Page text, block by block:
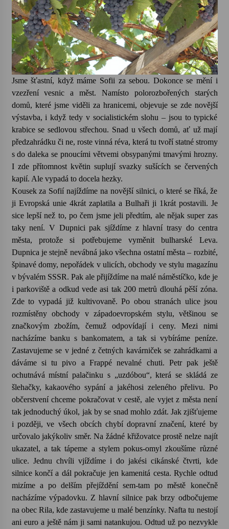
Jsme šťastní, když máme Sofii za sebou. Dokonce se mění i
vzezření vesnic a měst. Namísto polorozbořených starých
domů, které jsme viděli za hranicemi, objevuje se zde novější
výstavba, i když tedy v socialistickém slohu – jsou to typické
krabice se sedlovou střechou. Snad u všech domů, ať už mají
předzahrádku či ne, roste vinná réva, která tu tvoří statné stromy
s do daleka se pnoucími větvemi obsypanými tmavými hrozny.
I zde přítomnost květin suplují svazky sušících se červených
kapií. Ale vypadá to docela hezky.
Kousek za Sofií najíždíme na novější silnici, o které se říká, že
ji Evropská unie 4krát zaplatila a Bulhaři ji 1krát postavili. Je
sice lepší než to, po čem jsme jeli předtím, ale nějak super zas
taky není. V Dupnici pak sjíždíme z hlavní trasy do centra
města, protože si potřebujeme vyměnit bulharské Leva.
Dupnica je stejně nevábná jako všechna ostatní města – rozbité,
špinavé domy, nepořádek v ulicích, obchody ve stylu magazínu
v bývalém SSSR. Pak ale přijíždíme na malé náměstíčko, kde je
i parkoviště a odkud vede asi tak 200 metrů dlouhá pěší zóna.
Zde to vypadá již kultivovaně. Po obou stranách ulice jsou
rozmístěny obchody v západoevropském stylu, většinou se
značkovým zbožím, čemuž odpovídají i ceny. Mezi nimi
nacházíme banku s bankomatem, a tak si vybíráme peníze.
Zastavujeme se v jedné z četných kavárniček se zahrádkami a
dáváme si tu pivo a Frappé nevalné chuti. Petr pak ještě
ochutnává místní palačinku s „uzdóbou“, která se skládá ze
šlehačky, kakaového sypání a jakéhosi zeleného přelivu. Po
občerstvení chceme pokračovat v cestě, ale vyjet z města není
tak jednoduchý úkol, jak by se snad mohlo zdát. Jak zjišťujeme
i později, ve všech obcích chybí dopravní značení, které by
určovalo jakýkoliv směr. Na žádné křižovatce prostě nelze najít
ukazatel, a tak tápeme a stylem pokus-omyl zkoušíme různé
ulice. Jednu chvíli vjíždíme i do jakési cikánské čtvrti, kde
silnice končí a dál pokračuje jen kamenitá cesta. Rychle odtud
mizíme a po delším přejíždění sem-tam po městě konečně
nacházíme výpadovku. Z hlavní silnice pak brzy odbočujeme
na obec Rila, kde zastavujeme u malé benzínky. Nafta tu nestojí
ani euro a ještě nám ji sami natankujou. Odtud už po nezvykle